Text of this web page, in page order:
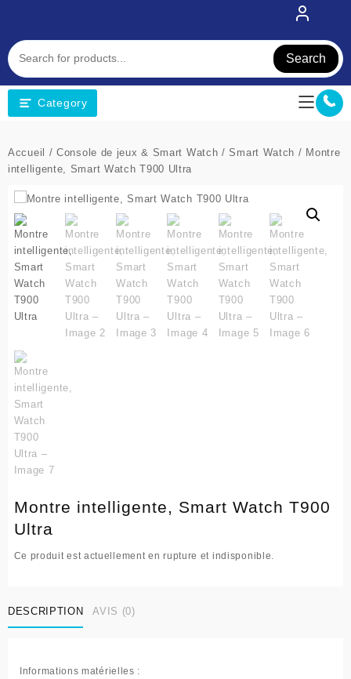
content
Search
Category
Accueil /Console de jeux & Smart Watch /Smart Watch / Montre
intelligente, Smart Watch T900 Ultra
Montre intelligente, Smart Watch T900
Ultra
Ce produit est actuellement en rupture et indisponible.
DESCRIPTION AVIS (0)
Informations matérielles :